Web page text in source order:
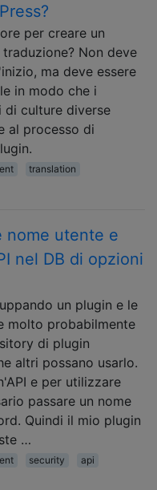
per creare un
Non deve
ma deve essere
in modo che i
di culture diverse
al processo di
translation
nome utente e
nel DB di opzioni
un plugin e le
molto probabilmente
di plugin
altri possano usarlo.
e per utilizzare
passare un nome
Quindi il mio plugin
…
security
api